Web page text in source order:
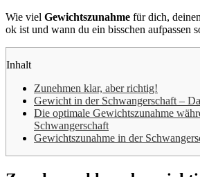
Wie viel Gewichtszunahme für dich,
ok ist und wann du ein bisschen aufpassen
Inhalt
Zunehmen klar, aber richtig!
Gewicht in der Schwangerschaft –
Die optimale Gewichtszunahme
Schwangerschaft
Gewichtszunahme in der